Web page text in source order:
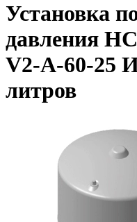
Установка
давления
V2-A-60-25
литров